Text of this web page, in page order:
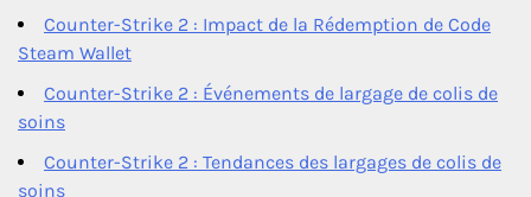
Counter-Strike 2 : Impact de la Rédemption de Code
Steam Wallet
Counter-Strike 2 : Événements de largage de colis de
soins
Counter-Strike 2 : Tendances des largages de colis de
soins